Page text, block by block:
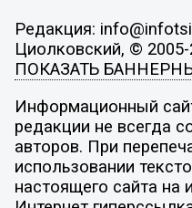
Редакция:
Циолковский, ©
ПОКАЗАТЬ
Информационный
редакции не всегда
авторов. При
использовании
настоящего сайта на